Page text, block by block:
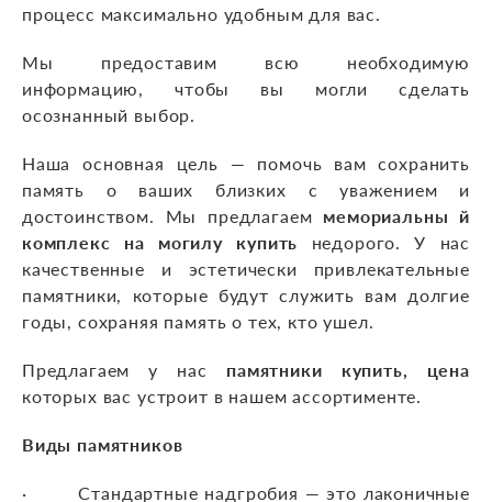
процесс максимально удобным для вас.
Мы предоставим всю необходимую
информацию, чтобы вы могли сделать
осознанный выбор.
Наша основная цель — помочь вам сохранить
память о ваших близких с уважением и
достоинством. Мы предлагаем мемориальны й
комплекс на могилу купить недорого. У нас
качественные и эстетически привлекательные
памятники, которые будут служить вам долгие
годы, сохраняя память о тех, кто ушел.
Предлагаем у нас памятники купить, цена
которых вас устроит в нашем ассортименте.
Виды памятников
· Стандартные надгробия — это лаконичные